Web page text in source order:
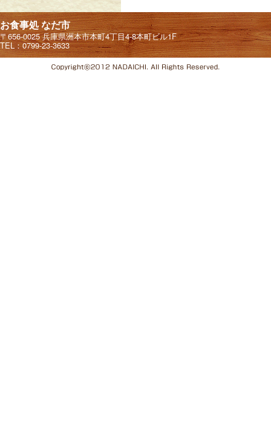
お食事処 なだ市
〒656-0025 兵庫県洲本市本町4丁目4-8本町ビル1F
TEL：0799-23-3633